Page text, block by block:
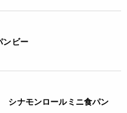
ンビー
シナモンロールミニ食パン